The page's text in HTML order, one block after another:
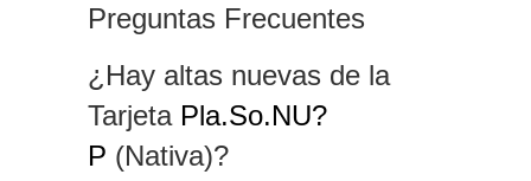
Preguntas Frecuentes
¿Hay altas nuevas de la
Tarjeta Pla.So.NU?
P (Nativa)?